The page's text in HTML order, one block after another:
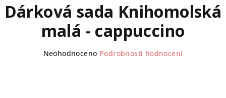
košík
Dárková sada Knihomolská
malá - cappuccino
Neohodnoceno Podrobnosti hodnocení